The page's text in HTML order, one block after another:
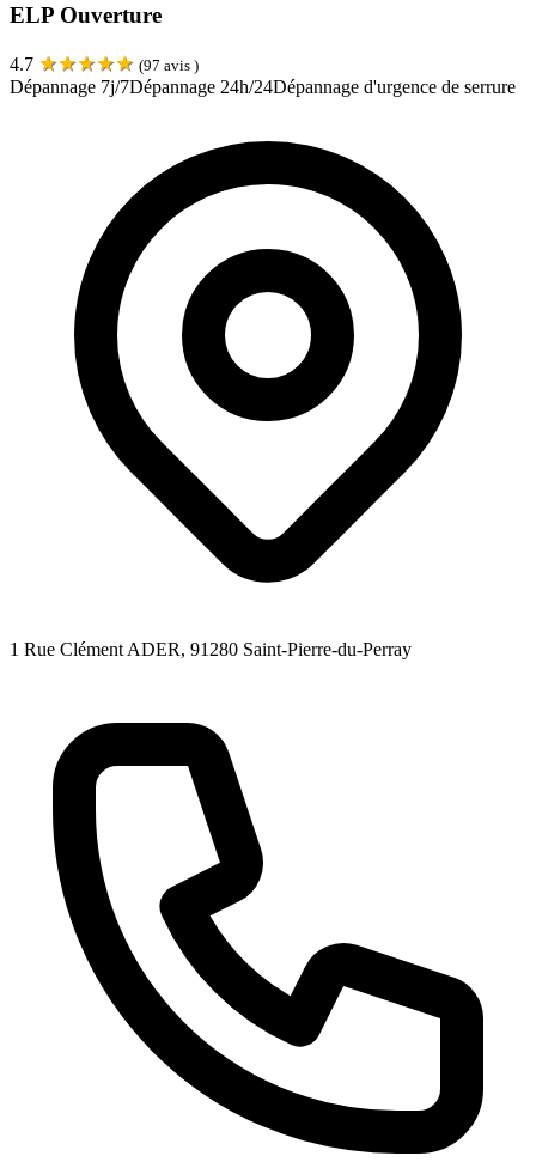
ELP Ouverture
4.7 ★★★★★ (97 avis )
Dépannage 7j/7Dépannage 24h/24Dépannage d'urgence de serrure
1 Rue Clément ADER, 91280 Saint-Pierre-du-Perray